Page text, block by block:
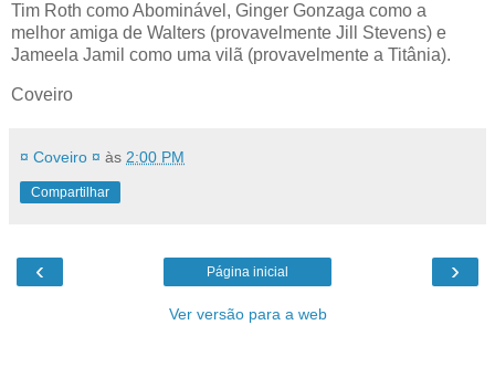
Tim Roth como Abominável, Ginger Gonzaga como a
melhor amiga de Walters (provavelmente Jill Stevens) e
Jameela Jamil como uma vilã (provavelmente a Titânia).
Coveiro
¤ Coveiro ¤ às 2:00 PM
Compartilhar
‹ ›
Página inicial
Ver versão para a web